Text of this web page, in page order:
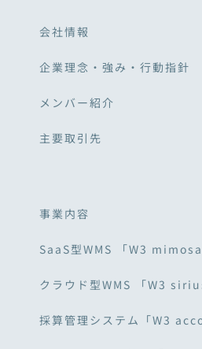
会社情報
企業理念・強み・行動指針
メンバー紹介
主要取引先
事業内容
SaaS型WMS 「W3 mimosa
クラウド型WMS 「W3
採算管理システム「W3